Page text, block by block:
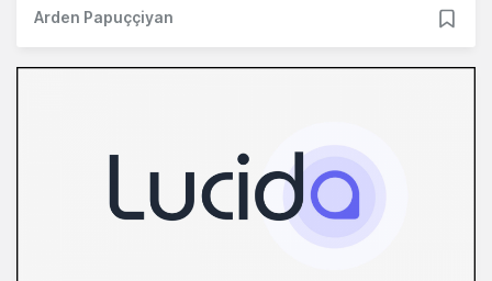
Arden Papuççiyan